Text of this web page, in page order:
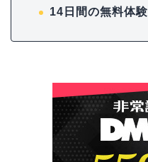
14日間の無料体験